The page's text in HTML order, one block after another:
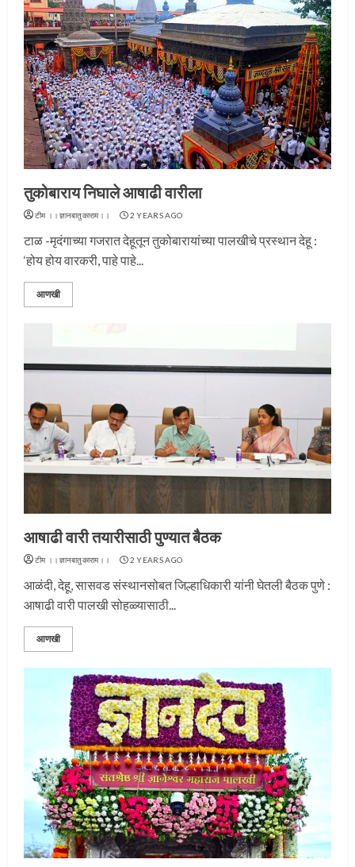
तुकोबाराय निघाले आषाढी वारीला
टीम ।।ज्ञानबातुकाराम।। 2 YEARS AGO
टाळ -मृदंगाच्या गजरात देहूतून तुकोबारायांच्या पालखीचे प्रस्थान देहू :
‘होय होय वारकरी, पाहे पाहे...
आणखी
आषाढी वारी तयारीसाठी पुण्यात बैठक
टीम ।।ज्ञानबातुकाराम।। 2 YEARS AGO
आळंदी, देहू, सासवड संस्थानसोबत जिल्हाधिकारी यांनी घेतली बैठक पुणे :
आषाढी वारी पालखी सोहळ्यासाठी...
आणखी